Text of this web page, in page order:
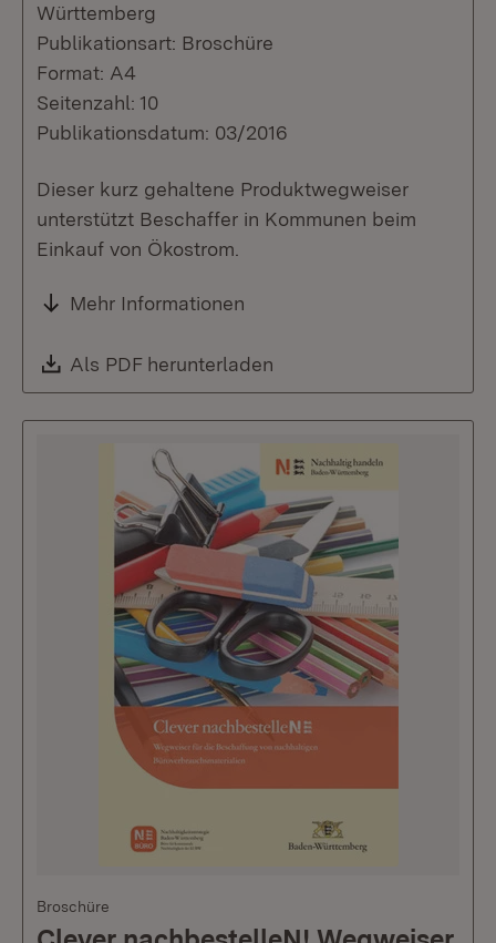
Württemberg
Publikationsart: Broschüre
Format: A4
Seitenzahl: 10
Publikationsdatum: 03/2016
Dieser kurz gehaltene Produktwegweiser
unterstützt Beschaffer in Kommunen beim
Einkauf von Ökostrom.
Mehr Informationen
Download:
Als PDF herunterladen
Broschüre